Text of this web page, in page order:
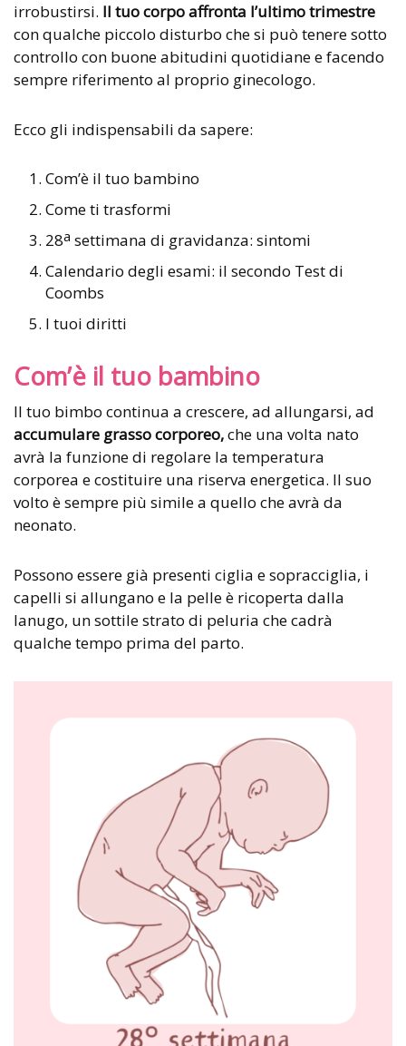
irrobustirsi. Il tuo corpo affronta l’ultimo trimestre
con qualche piccolo disturbo che si può tenere sotto
controllo con buone abitudini quotidiane e facendo
sempre riferimento al proprio ginecologo.
Ecco gli indispensabili da sapere:
Com’è il tuo bambino
Come ti trasformi
28a settimana di gravidanza: sintomi
Calendario degli esami: il secondo Test di
Coombs
I tuoi diritti
Com’è il tuo bambino
Il tuo bimbo continua a crescere, ad allungarsi, ad
accumulare grasso corporeo,che una volta nato
avrà la funzione di regolare la temperatura
corporea e costituire una riserva energetica. Il suo
volto è sempre più simile a quello che avrà da
neonato.
Possono essere già presenti ciglia e sopracciglia, i
capelli si allungano e la pelle è ricoperta dalla
lanugo, un sottile strato di peluria che cadrà
qualche tempo prima del parto.